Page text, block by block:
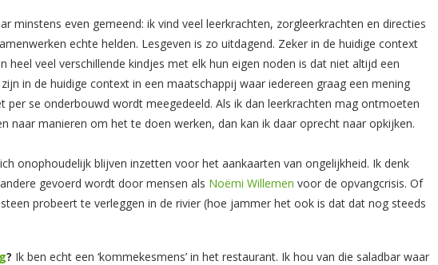
minstens even gemeend: ik vind veel leerkrachten, zorgleerkrachten en directies
echte helden. Lesgeven is zo uitdagend. Zeker in de huidige context
heel veel verschillende kindjes met elk hun eigen noden is dat niet altijd een
in de huidige context in een maatschappij waar iedereen graag een mening
per se onderbouwd wordt meegedeeld. Als ik dan leerkrachten mag ontmoeten
naar manieren om het te doen werken, dan kan ik daar oprecht naar opkijken.
onophoudelijk blijven inzetten voor het aankaarten van ongelijkheid. Ik denk
gevoerd wordt door mensen als Noëmi Willemen voor de opvangcrisis. Of
probeert te verleggen in de rivier (hoe jammer het ook is dat dat nog steeds
? Ik ben echt een ‘kommekesmens’ in het restaurant. Ik hou van die saladbar waar